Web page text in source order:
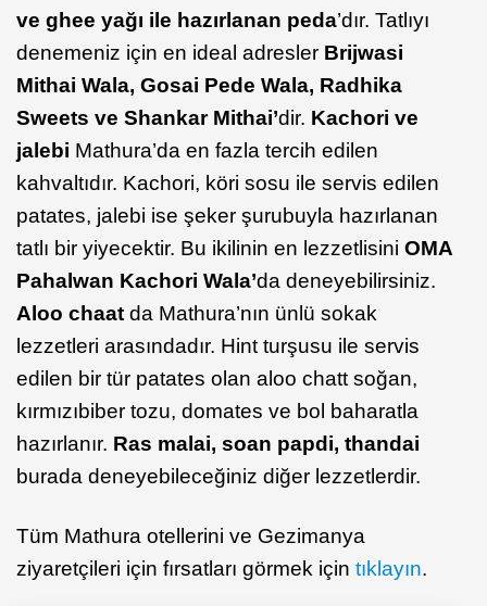
ve ghee yağı ile hazırlanan peda’dır. Tatlıyı
denemeniz için en ideal adresler Brijwasi
Mithai Wala, Gosai Pede Wala, Radhika
Sweets ve Shankar Mithai’dir. Kachori ve
jalebi Mathura’da en fazla tercih edilen
kahvaltıdır. Kachori, köri sosu ile servis edilen
patates, jalebi ise şeker şurubuyla hazırlanan
tatlı bir yiyecektir. Bu ikilinin en lezzetlisini OMA
Pahalwan Kachori Wala’da deneyebilirsiniz.
Aloo chaat da Mathura’nın ünlü sokak
lezzetleri arasındadır. Hint turşusu ile servis
edilen bir tür patates olan aloo chatt soğan,
kırmızıbiber tozu, domates ve bol baharatla
hazırlanır. Ras malai, soan papdi, thandai
burada deneyebileceğiniz diğer lezzetlerdir.
Tüm Mathura otellerini ve Gezimanya
ziyaretçileri için fırsatları görmek için tıklayın.